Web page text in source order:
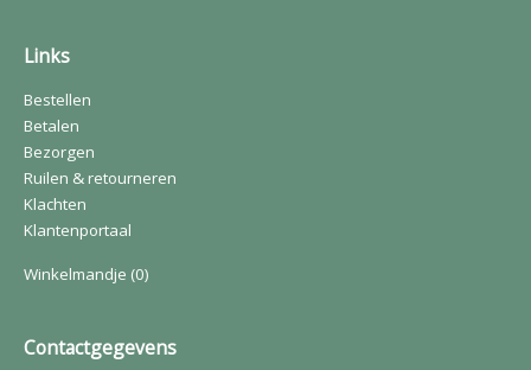
Links
Bestellen
Betalen
Bezorgen
Ruilen & retourneren
Klachten
Klantenportaal
Winkelmandje (0)
Contactgegevens